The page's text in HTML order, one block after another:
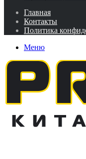
Главная
Контакты
Политика
Меню